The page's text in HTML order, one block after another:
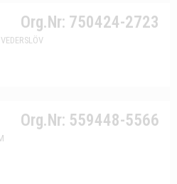
Org.Nr: 750424-2723
Org.Nr: 559448-5566